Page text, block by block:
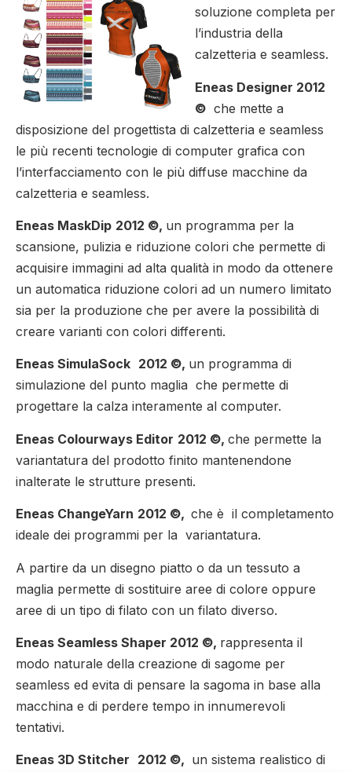
soluzione completa per
l’industria della
calzetteria e seamless.
Eneas Designer 2012
© che mette a
disposizione del progettista di calzetteria e seamless
le più recenti tecnologie di computer grafica con
l’interfacciamento con le più diffuse macchine da
calzetteria e seamless.
Eneas MaskDip 2012 ©, un programma per la
scansione, pulizia e riduzione colori che permette di
acquisire immagini ad alta qualità in modo da ottenere
un automatica riduzione colori ad un numero limitato
sia per la produzione che per avere la possibilità di
creare varianti con colori differenti.
Eneas SimulaSock 2012 ©, un programma di
simulazione del punto maglia che permette di
progettare la calza interamente al computer.
Eneas Colourways Editor 2012 ©, che permette la
variantatura del prodotto finito mantenendone
inalterate le strutture presenti.
Eneas ChangeYarn 2012 ©, che è il completamento
ideale dei programmi per la variantatura.
A partire da un disegno piatto o da un tessuto a
maglia permette di sostituire aree di colore oppure
aree di un tipo di filato con un filato diverso.
Eneas Seamless Shaper 2012 ©, rappresenta il
modo naturale della creazione di sagome per
seamless ed evita di pensare la sagoma in base alla
macchina e di perdere tempo in innumerevoli
tentativi.
Eneas 3D Stitcher 2012 ©, un sistema realistico di